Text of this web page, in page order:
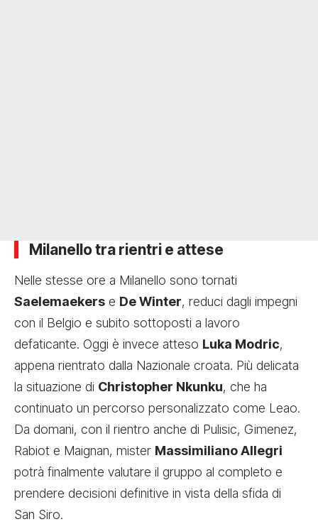
Milanello tra rientri e attese
Nelle stesse ore a Milanello sono tornati
Saelemaekers e De Winter, reduci dagli impegni
con il Belgio e subito sottoposti a lavoro
defaticante. Oggi è invece atteso Luka Modric,
appena rientrato dalla Nazionale croata. Più delicata
la situazione di Christopher Nkunku, che ha
continuato un percorso personalizzato come Leao.
Da domani, con il rientro anche di Pulisic, Gimenez,
Rabiot e Maignan, mister Massimiliano Allegri
potrà finalmente valutare il gruppo al completo e
prendere decisioni definitive in vista della sfida di
San Siro.